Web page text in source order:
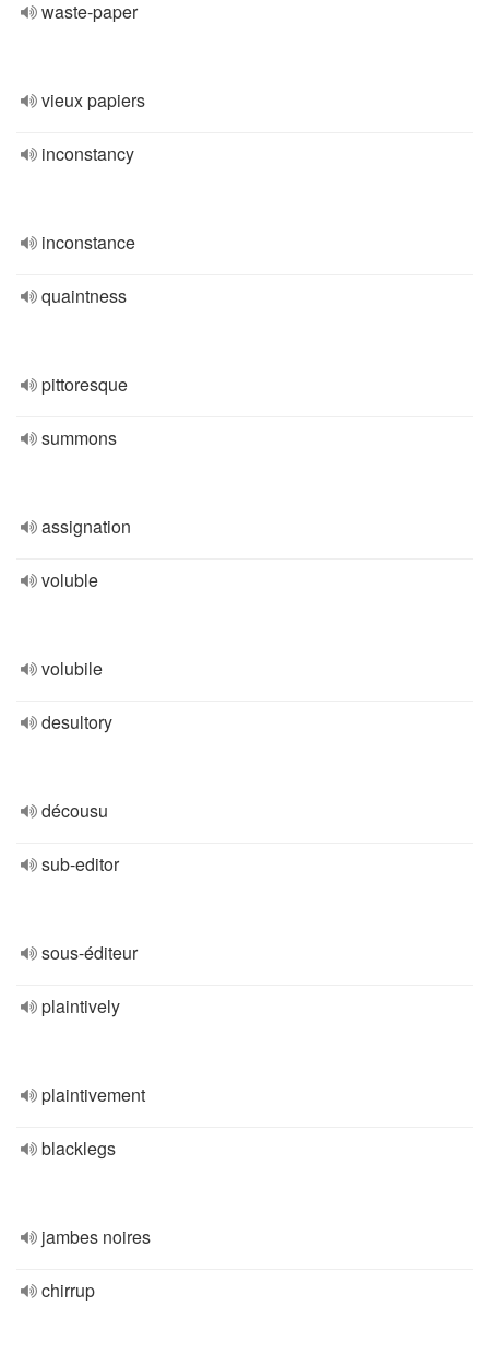
waste-paper
vieux papiers
inconstancy
inconstance
quaintness
pittoresque
summons
assignation
voluble
volubile
desultory
décousu
sub-editor
sous-éditeur
plaintively
plaintivement
blacklegs
jambes noires
chirrup